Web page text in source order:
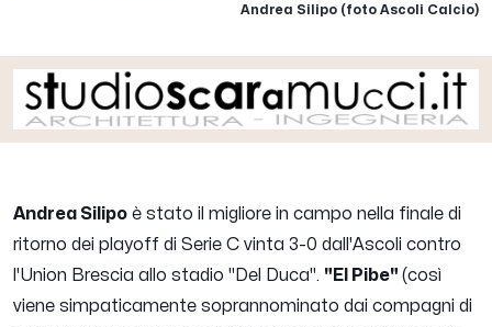
Andrea Silipo (foto Ascoli Calcio)
Andrea Silipo è stato il migliore in campo nella finale di
ritorno dei playoff di Serie C vinta 3-0 dall'Ascoli contro
l'Union Brescia allo stadio "Del Duca". "El Pibe" (così
viene simpaticamente soprannominato dai compagni di